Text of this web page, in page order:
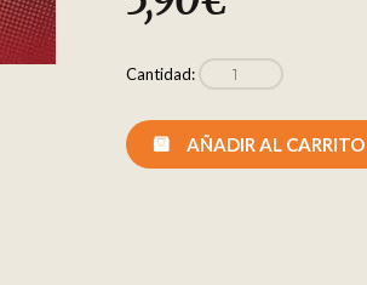
Cantidad:
AÑADIR AL CARRITO